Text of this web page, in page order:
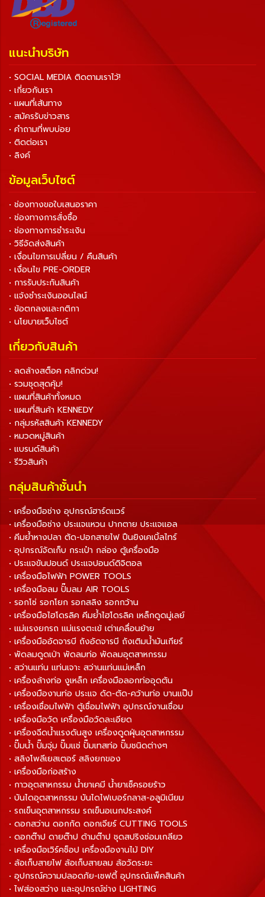
แนะนำบริษัท
• SOCIAL MEDIA ติดตามเราไว้!
• เกี่ยวกับเรา
• แผนที่เส้นทาง
• สมัครรับข่าวสาร
• คำถามที่พบบ่อย
• ติดต่อเรา
• ลิงค์
ข้อมูลเว็บไซต์
• ช่องทางขอใบเสนอราคา
• ช่องทางการสั่งซื้อ
• ช่องทางการชำระเงิน
• วิธีจัดส่งสินค้า
• เงื่อนไขการเปลี่ยน / คืนสินค้า
• เงื่อนไข PRE-ORDER
• การรับประกันสินค้า
• แจ้งชำระเงินออนไลน์
• ข้อตกลงและกติกา
• นโยบายเว็บไซต์
เกี่ยวกับสินค้า
• ลดล้างสต็อค คลิกด่วน!
• รวมชุดสุดคุ้ม!
• แผนที่สินค้าทั้งหมด
• แผนที่สินค้า KENNEDY
• กลุ่มรหัสสินค้า KENNEDY
• หมวดหมู่สินค้า
• แบรนด์สินค้า
• รีวิวสินค้า
กลุ่มสินค้าชั้นนำ
• เครื่องมือช่าง อุปกรณ์ฮาร์ดแวร์
• เครื่องมือช่าง ประแจแหวน ปากตาย ประแจแอล
• คีมย้ำหางปลา ตัด-ปอกสายไฟ ปืนยิงเคเบิ้ลไทร์
• อุปกรณ์จัดเก็บ กระเป๋า กล่อง ตู้เครื่องมือ
• ประแจขันปอนด์ ประแจปอนด์ดิจิตอล
• เครื่องมือไฟฟ้า POWER TOOLS
• เครื่องมือลม ปั๊มลม AIR TOOLS
• รอกโซ่ รอกโยก รอกสลิง รอกกว้าน
• เครื่องมือไฮโดรลิค คีมย้ำไฮโดรลิค เหล็กดูดมู่เลย์
• แม่แรงยกรถ แม่แรงตะเข้ เต่าเคลื่อนย้าย
• เครื่องมืออัดจารบี ถังอัดจารบี ถังเติมน้ำมันเกียร์
• พัดลมดูดเป่า พัดลมท่อ พัดลมอุตสาหกรรม
• สว่านแท่น แท่นเจาะ สว่านแท่นแม่เหล็ก
• เครื่องล้างท่อ งูเหล็ก เครื่องมือลอกท่ออุดตัน
• เครื่องมืองานท่อ ประแจ ดัด-ตัด-คว้านท่อ บานแป๊ป
• เครื่องเชื่อมไฟฟ้า ตู้เชื่อมไฟฟ้า อุปกรณ์งานเชื่อม
• เครื่องมือวัด เครื่องมือวัดละเอียด
• เครื่องฉีดน้ำแรงดันสูง เครื่องดูดฝุ่นอุตสาหกรรม
• ปั๊มน้ำ ปั๊มจุ่ม ปั๊มแช่ ปั๊มเทสท่อ ปั๊มชนิดต่างๆ
• สลิงโพลีเยสเตอร์ สลิงยกของ
• เครื่องมือก่อสร้าง
• กาวอุตสาหกรรม น้ำยาเคมี น้ำยาเช็ครอยร้าว
• บันไดอุตสาหกรรม บันไดไฟเบอร์กลาส-อลูมิเนียม
• รถเข็นอุตสาหกรรม รถเข็นอเนกประสงค์
• ดอกสว่าน ดอกกัด ดอกเจียร์ CUTTING TOOLS
• ดอกต๊าป ดายต๊าป ด้ามต๊าป ชุดสปริงซ่อมเกลียว
• เครื่องมือเวิร์คช็อป เครื่องมืองานไม้ DIY
• ล้อเก็บสายไฟ ล้อเก็บสายลม ล้อวัดระยะ
• อุปกรณ์ความปลอดภัย-เซฟตี้ อุปกรณ์แพ็คสินค้า
• ไฟส่องสว่าง และอุปกรณ์ช่าง LIGHTING